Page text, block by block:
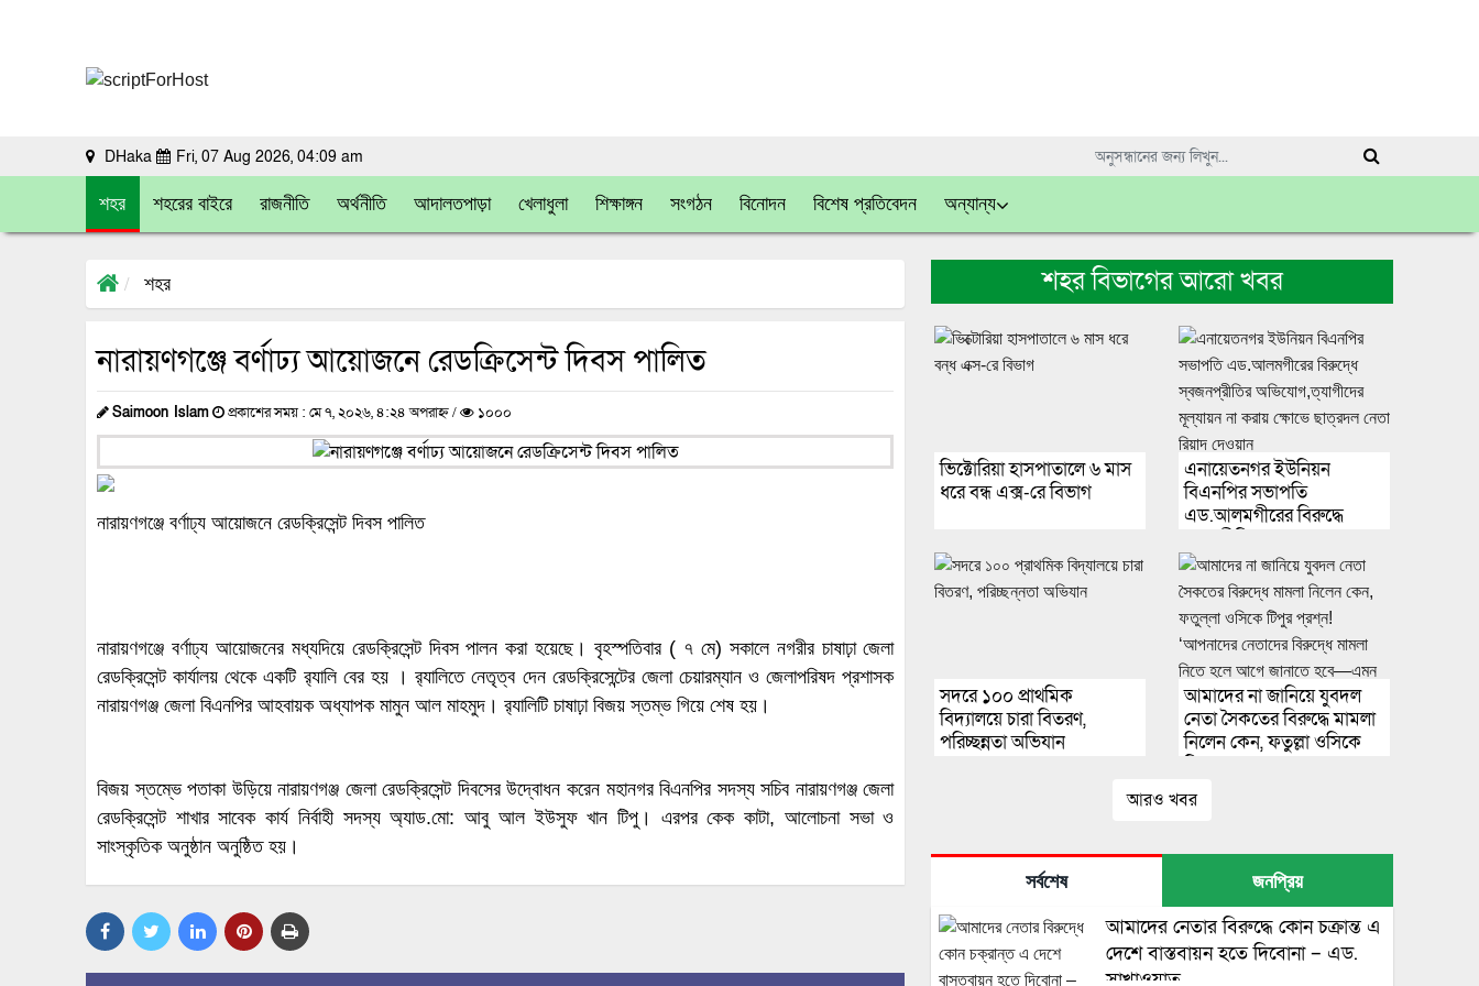
DHaka Fri, 07 Aug 2026, 04:09 am
শহর শহরের বাইরে রাজনীতি অর্থনীতি আদালতপাড়া খেলাধুলা শিক্ষাঙ্গন সংগঠন বিনোদন বিশেষ প্রতিবেদন অন্যান্য
শহর
নারায়ণগঞ্জে বর্ণাঢ্য আয়োজনে রেডক্রিসেন্ট দিবস পালিত
Saimoon Islam প্রকাশের সময় : মে ৭, ২০২৬, ৪:২৪ অপরাহ্ন / ১০০০
নারায়ণগঞ্জে বর্ণাঢ্য আয়োজনে রেডক্রিসেন্ট দিবস পালিত
নারায়ণগঞ্জে বর্ণাঢ্য আয়োজনের মধ্যদিয়ে রেডক্রিসেন্ট দিবস পালন করা হয়েছে। বৃহস্পতিবার ( ৭ মে) সকালে নগরীর চাষাঢ়া জেলা
রেডক্রিসেন্ট কার্যালয় থেকে একটি র‍্যালি বের হয় । র‍্যালিতে নেতৃত্ব দেন রেডক্রিসেন্টের জেলা চেয়ারম্যান ও জেলাপরিষদ প্রশাসক
নারায়ণগঞ্জ জেলা বিএনপির আহবায়ক অধ্যাপক মামুন আল মাহমুদ। র‍্যালিটি চাষাঢ়া বিজয় স্তম্ভ গিয়ে শেষ হয়।
বিজয় স্তম্ভে পতাকা উড়িয়ে নারায়ণগঞ্জ জেলা রেডক্রিসেন্ট দিবসের উদ্বোধন করেন মহানগর বিএনপির সদস্য সচিব নারায়ণগঞ্জ জেলা
রেডক্রিসেন্ট শাখার সাবেক কার্য নির্বাহী সদস্য অ্যাড.মো: আবু আল ইউসুফ খান টিপু। এরপর কেক কাটা, আলোচনা সভা ও
সাংস্কৃতিক অনুষ্ঠান অনুষ্ঠিত হয়।
শহর বিভাগের আরো খবর
ভিক্টোরিয়া হাসপাতালে ৬ মাস
ধরে বন্ধ এক্স-রে বিভাগ
এনায়েতনগর ইউনিয়ন
বিএনপির সভাপতি
এড.আলমগীরের বিরুদ্ধে
অভিযোগ,ত্যাগীদের মূল্যায়ন
না করায় ক্ষোভে ছাত্রদল নেতা
রিয়াদ দেওয়ান
সদরে ১০০ প্রাথমিক
বিদ্যালয়ে চারা বিতরণ,
পরিচ্ছন্নতা অভিযান
আমাদের না জানিয়ে যুবদল
নেতা সৈকতের বিরুদ্ধে মামলা
নিলেন কেন, ফতুল্লা ওসিকে
নেতাদের বিরুদ্ধে মামলা নিতে
হলে আগে জানাতে হবে—এমন
আছে?’—ওসির পাল্টা জবাব
আরও খবর
সর্বশেষ জনপ্রিয়
আমাদের নেতার বিরুদ্ধে কোন চক্রান্ত এ
দেশে বাস্তবায়ন হতে দিবোনা – এড.
সাখাওয়াত